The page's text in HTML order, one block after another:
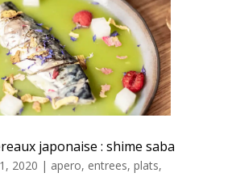
japonaise : shime saba
2020 | apero, entrees, plats,